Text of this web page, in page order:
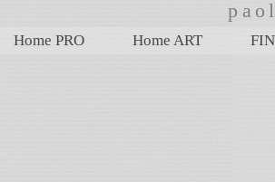
Home PRO Home ART